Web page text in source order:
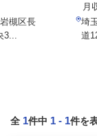
槻区長
月
埼
道
全 1件中 1 - 1件を